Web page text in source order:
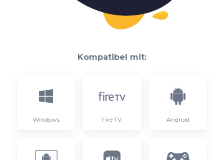
Kompatibel mit:
Windows Fire TV Android